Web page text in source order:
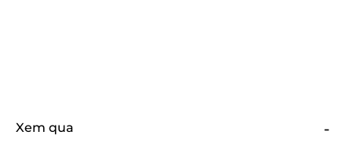
Xem qua